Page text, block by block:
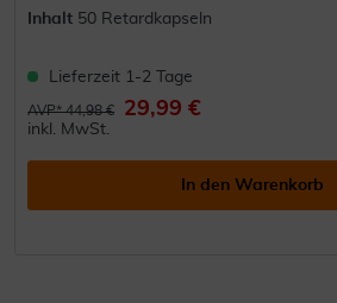
Inhalt 50 Retardkapseln
Lieferzeit 1-2 Tage
AVP* 44,98 € 29,99 €
inkl. MwSt.
In den Warenkorb